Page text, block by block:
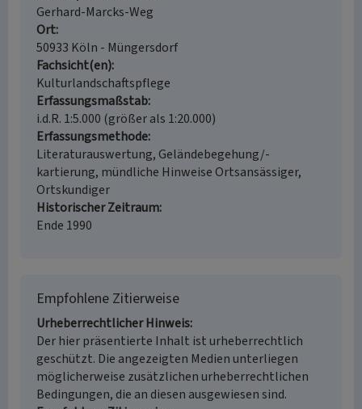
Gerhard-Marcks-Weg
Ort
50933 Köln - Müngersdorf
Fachsicht(en)
Kulturlandschaftspflege
Erfassungsmaßstab
i.d.R. 1:5.000 (größer als 1:20.000)
Erfassungsmethode
Literaturauswertung, Geländebegehung/-
kartierung, mündliche Hinweise Ortsansässiger,
Ortskundiger
Historischer Zeitraum
Ende 1990
Empfohlene Zitierweise
Urheberrechtlicher Hinweis
Der hier präsentierte Inhalt ist urheberrechtlich
geschützt. Die angezeigten Medien unterliegen
möglicherweise zusätzlichen urheberrechtlichen
Bedingungen, die an diesen ausgewiesen sind.